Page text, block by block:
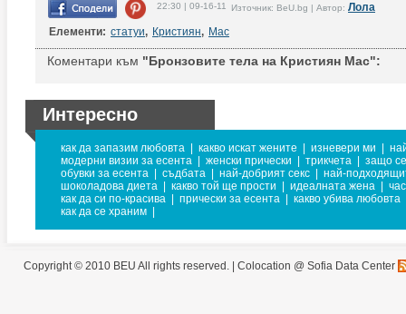
22:30 | 09-16-11 Източник: BeU.bg | Автор: Лола
Елементи: статуи, Кристиян, Мас
Коментари към "Бронзовите тела на Кристиян Мас":
Интересно
как да запазим любовта какво искат жените изневери ми
модерни визии за есента
женски прически трикчета
защо
обувки за есента
съдбата най-добрият секс
най-
шоколадова диета
какво той ще прости идеалната жена
как да си по-красива
прически за есента
какво убива любовта
как да се храним
Copyright © 2010 BEU All rights reserved. | Colocation @ Sofia Data Center